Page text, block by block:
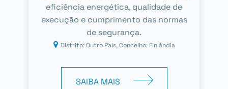
eficiência energética, qualidade de
execução e cumprimento das normas
de segurança.
Distrito: Outro País, Concelho: Finlândia
SAIBA MAIS